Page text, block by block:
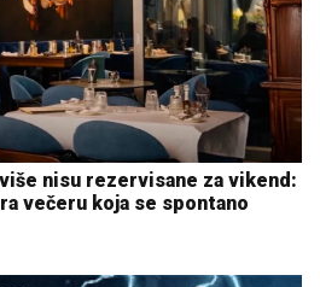
nisu rezervisane za vikend:
večeru koja se spontano